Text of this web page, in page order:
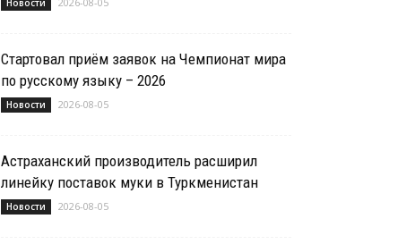
Стартовал приём заявок на Чемпионат мира
по русскому языку – 2026
Новости 2026-08-05
Астраханский производитель расширил
линейку поставок муки в Туркменистан
Новости 2026-08-05